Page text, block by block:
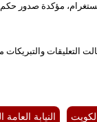
مؤكدة صدور حكم
التعليقات والتبريكات
الكويت النيابة العامة